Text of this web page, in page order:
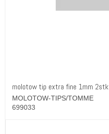
molotow tip extra fine 1mm 2stk
MOLOTOW-TIPS/TOMME
699033